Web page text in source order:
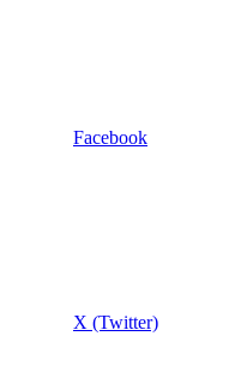
Facebook
X (Twitter)